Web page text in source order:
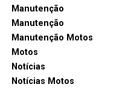
Manutenção
Manutenção
Manutenção Motos
Motos
Notícias
Notícias Motos